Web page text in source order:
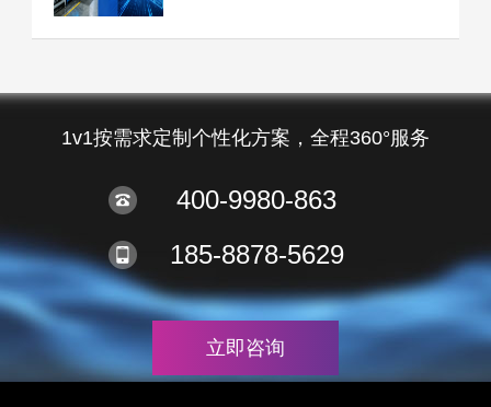
1v1按需求定制个性化方案，全程360°服务
400-9980-863
185-8878-5629
立即咨询